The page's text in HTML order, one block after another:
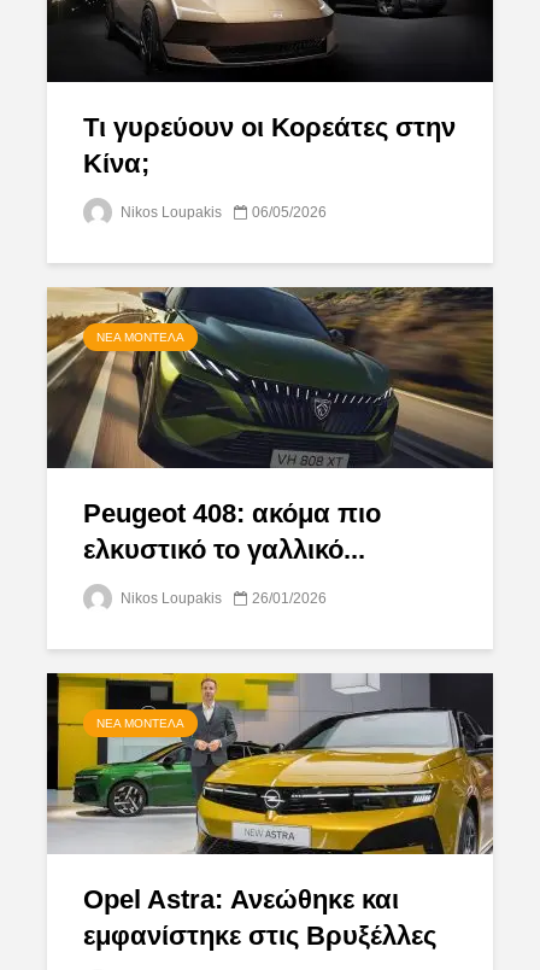
Τι γυρεύουν οι Κορεάτες στην
Κίνα;
Nikos Loupakis 06/05/2026
ΝΈΑ ΜΟΝΤΈΛΑ
Peugeot 408: ακόμα πιο
ελκυστικό το γαλλικό...
Nikos Loupakis 26/01/2026
ΝΈΑ ΜΟΝΤΈΛΑ
Opel Astra: Ανεώθηκε και
εμφανίστηκε στις Βρυξέλλες